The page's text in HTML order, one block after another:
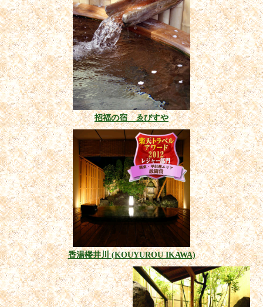
招福の宿 ゑびすや
香湯楼井川 (KOUYUROU IKAWA)